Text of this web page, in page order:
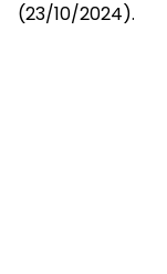
(23/10/2024).